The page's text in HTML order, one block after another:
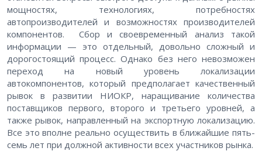
мощностях, технологиях, потребностях
автопроизводителей и возможностях производителей
компонентов. Сбор и своевременный анализ такой
информации — это отдельный, довольно сложный и
дорогостоящий процесс. Однако без него невозможен
переход на новый уровень локализации
автокомпонентов, который предполагает качественный
рывок в развитии НИОКР, наращивание количества
поставщиков первого, второго и третьего уровней, а
также рывок, направленный на экспортную локализацию.
Все это вполне реально осуществить в ближайшие пять-
семь лет при должной активности всех участников рынка.